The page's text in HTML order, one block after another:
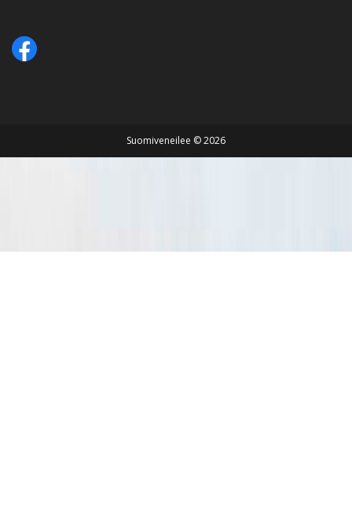
Suomiveneilee © 2026